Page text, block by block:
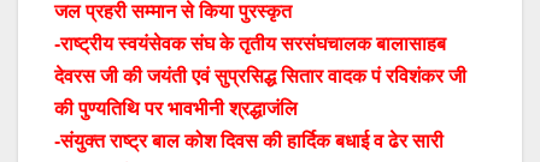
जल प्रहरी सम्मान से किया पुरस्कृत
-राष्ट्रीय स्वयंसेवक संघ के तृतीय सरसंघचालक बालासाहब
देवरस जी की जयंती एवं सुप्रसिद्ध सितार वादक पं रविशंकर जी
की पुण्यतिथि पर भावभीनी श्रद्धाजंलि
-संयुक्त राष्ट्र बाल कोश दिवस की हार्दिक बधाई व ढेर सारी